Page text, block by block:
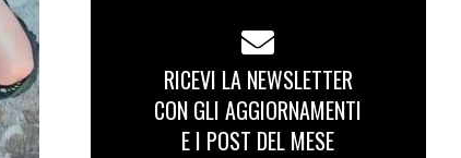
RICEVI LA NEWSLETTER
CON GLI AGGIORNAMENTI
E I POST DEL MESE